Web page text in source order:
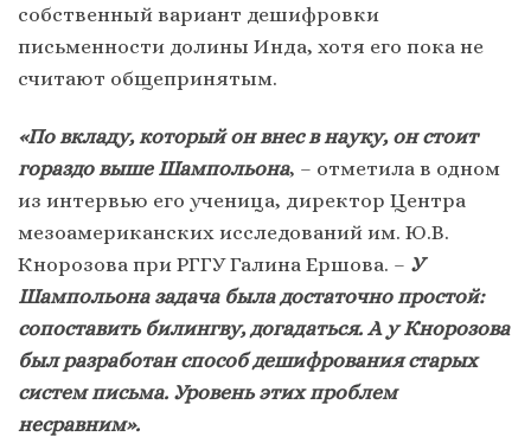
собственный вариант дешифровки
письменности долины Инда, хотя его пока не
считают общепринятым.
«По вкладу, который он внес в науку, он стоит
гораздо выше Шампольона, – отметила в одном
из интервью его ученица, директор Центра
мезоамериканских исследований им. Ю.В.
Кнорозова при РГГУ Галина Ершова. – У
Шампольона задача была достаточно простой:
сопоставить билингву, догадаться. А у Кнорозова
был разработан способ дешифрования старых
систем письма. Уровень этих проблем
несравним».